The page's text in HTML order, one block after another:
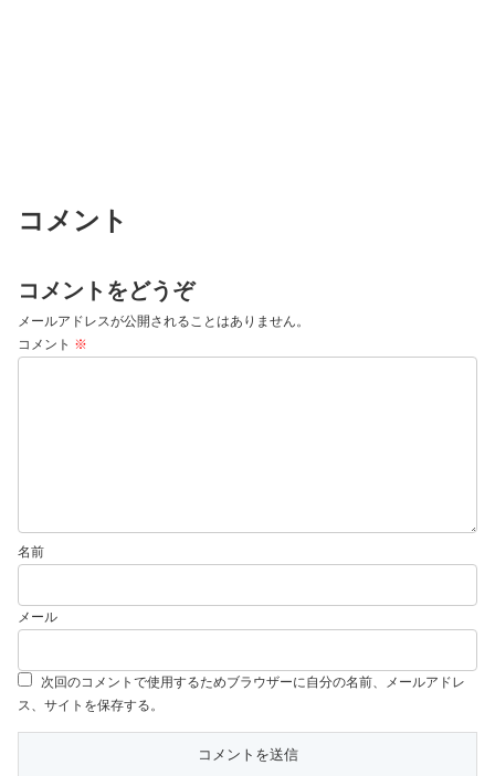
コメント
コメントをどうぞ
メールアドレスが公開されることはありません。
コメント ※
名前
メール
次回のコメントで使用するためブラウザーに自分の名前、メールアドレ
ス、サイトを保存する。